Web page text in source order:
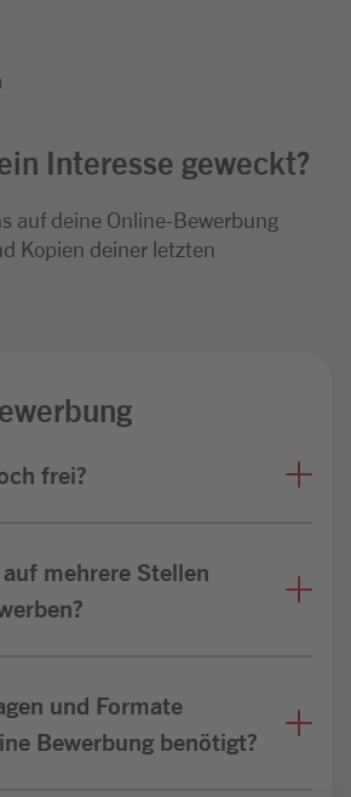
Interesse geweckt?
auf deine Online-Bewerbung
Kopien deiner letzten
frei?
mehrere Stellen
und Formate
Bewerbung benötigt?